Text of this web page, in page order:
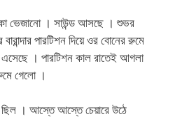
ভেজানো । সাউন্ড আসছে । শুভর
পারটিশন দিয়ে ওর বোনের রুমে
। পারটিশন কাল রাতেই আগলা
গেলো ।
ছিল । আস্তে আস্তে চেয়ারে উঠে